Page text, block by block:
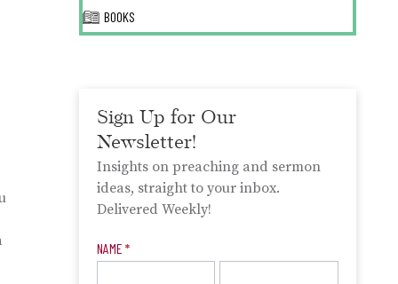
BOOKS
Sign Up for Our
Newsletter!
Insights on preaching and sermon
ideas, straight to your inbox.
Delivered Weekly!
Newsletter
NAME *